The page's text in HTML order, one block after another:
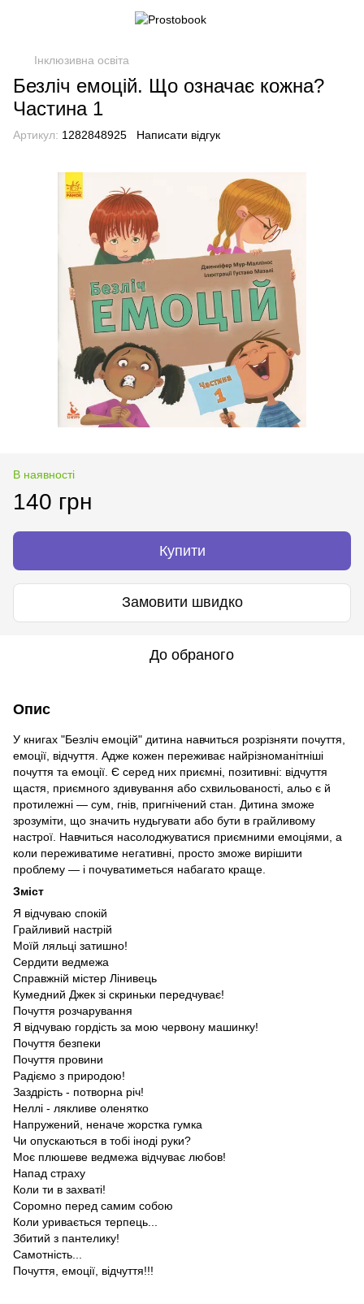
Інклюзивна освіта
Безліч емоцій. Що означає кожна?
Частина 1
Артикул: 1282848925 Написати відгук
В наявності
140 грн
Купити
Замовити швидко
До обраного
Опис
У книгах "Безліч емоцій" дитина навчиться розрізняти почуття,
емоції, відчуття. Адже кожен переживає найрізноманітніші
почуття та емоції. Є серед них приємні, позитивні: відчуття
щастя, приємного здивування або схвильованості, альо є й
протилежні — сум, гнів, пригнічений стан. Дитина зможе
зрозуміти, що значить нудьгувати або бути в грайливому
настрої. Навчиться насолоджуватися приємними емоціями, а
коли переживатиме негативні, просто зможе вирішити
проблему — і почуватиметься набагато краще.
Зміст
Я відчуваю спокій
Грайливий настрій
Моїй ляльці затишно!
Сердити ведмежа
Справжній містер Лінивець
Кумедний Джек зі скриньки передчуває!
Почуття розчарування
Я відчуваю гордість за мою червону машинку!
Почуття безпеки
Почуття провини
Радіємо з природою!
Заздрість - потворна річ!
Неллі - лякливе оленятко
Напружений, неначе жорстка гумка
Чи опускаються в тобі іноді руки?
Моє плюшеве ведмежа відчуває любов!
Напад страху
Коли ти в захваті!
Соромно перед самим собою
Коли уривається терпець...
Збитий з пантелику!
Самотність...
Почуття, емоції, відчуття!!!